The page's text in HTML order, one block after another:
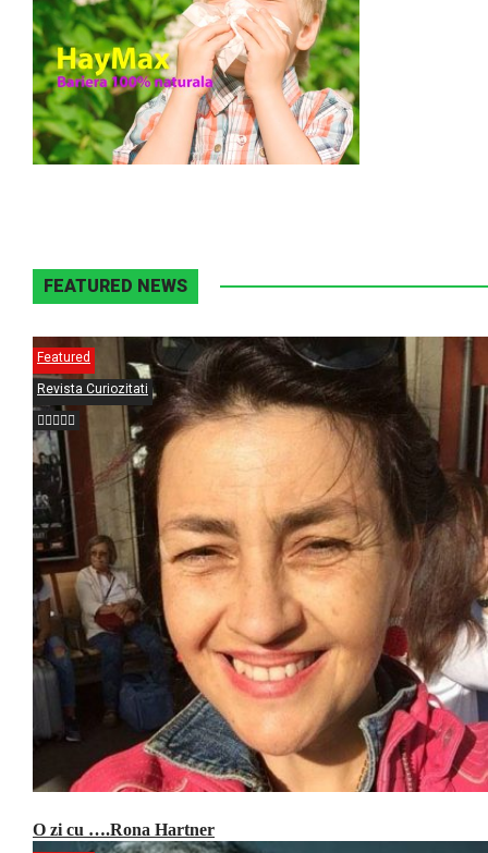
FEATURED NEWS
Featured
Revista Curiozitati
O zi cu ….Rona Hartner